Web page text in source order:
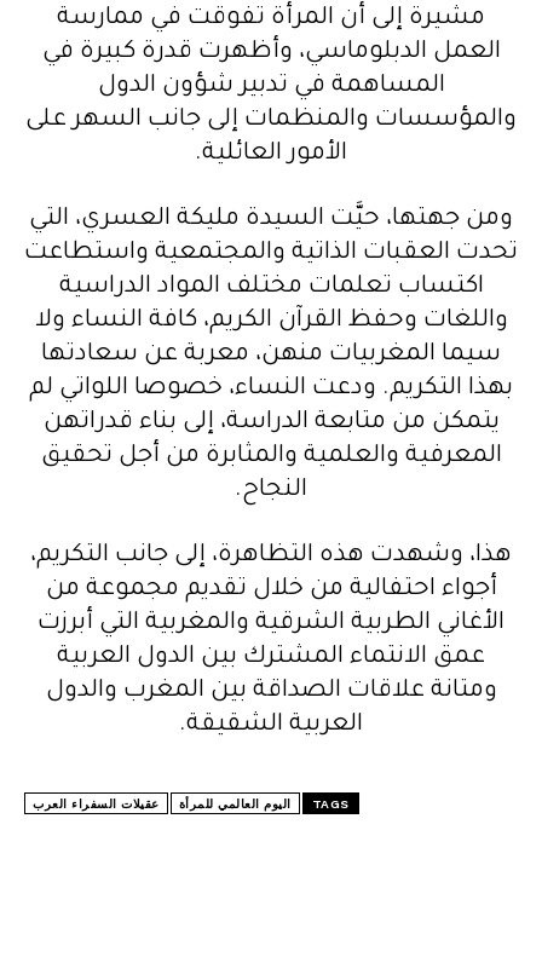
مشيرة إلى أن المرأة تفوقت في ممارسة
العمل الدبلوماسي، وأظهرت قدرة كبيرة في
المساهمة في تدبير شؤون الدول
والمؤسسات والمنظمات إلى جانب السهر على
الأمور العائلية.
ومن جهتها، حيَّت السيدة مليكة العسري، التي
تحدت العقبات الذاتية والمجتمعية واستطاعت
اكتساب تعلمات مختلف المواد الدراسية
واللغات وحفظ القرآن الكريم، كافة النساء ولا
سيما المغربيات منهن، معربة عن سعادتها
بهذا التكريم. ودعت النساء، خصوصا اللواتي لم
يتمكن من متابعة الدراسة، إلى بناء قدراتهن
المعرفية والعلمية والمثابرة من أجل تحقيق
النجاح.
هذا، وشهدت هذه التظاهرة، إلى جانب التكريم،
أجواء احتفالية من خلال تقديم مجموعة من
الأغاني الطربية الشرقية والمغربية التي أبرزت
عمق الانتماء المشترك بين الدول العربية
ومتانة علاقات الصداقة بين المغرب والدول
العربية الشقيقة.
TAGS اليوم العالمي للمرأة عقيلات السفراء العرب